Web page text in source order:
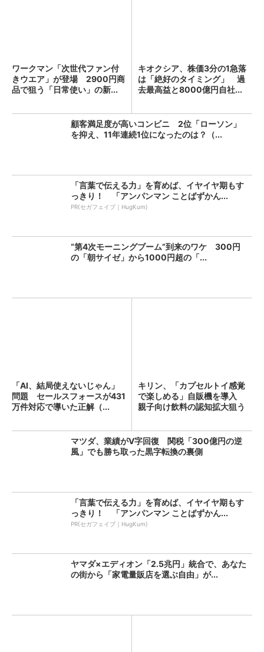
ワークマン「次世代ファン付
きウエア」が登場 2900円商
品で狙う「日常使い」の新...
キオクシア、株価3分の1急落
は「絶好のタイミング」 過
去最高益と8000億円自社...
顧客満足度が高いコンビニ 2位「ローソン」
を抑え、11年連続1位になったのは？（...
「言葉で伝える力」を育めば、イヤイヤ期もす
っきり！ 「アンパンマン ことばずかん...
PR(セガフェイブ｜HugKum)
“第4次モーニングブーム”到来のワケ 300円
の「朝サイゼ」から1000円超の「...
「AI、結局使えないじゃん」
問題 セールスフォースが431
万件対応で導いた正解（...
キリン、「カプセルトイ感覚
で楽しめる」自販機を導入
親子向け飲料の認知拡大狙う
マツダ、業績がV字回復 関税「300億円の逆
風」でも勝ち取った黒字転換の裏側
「言葉で伝える力」を育めば、イヤイヤ期もす
っきり！ 「アンパンマン ことばずかん...
PR(セガフェイブ｜HugKum)
ヤマダ×エディオン「2.5兆円」統合で、あなた
の街から「家電量販店を選ぶ自由」が...